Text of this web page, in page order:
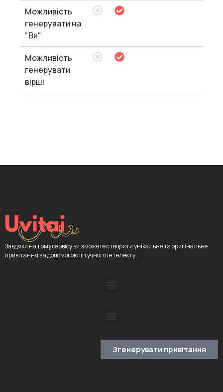
Можливість
генерувати на
"Ви"
Можливість
генерувати
вірші
Завдяки нашому сервісу ви зможете створити унікальне та оригінальне
привітання за допомогою штучного інтелекту.
Згенерувати привітання